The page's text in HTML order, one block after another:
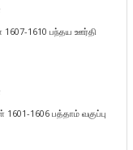
1610 பந்தய ஊர்தி
1606 பத்தாம் வகுப்பு